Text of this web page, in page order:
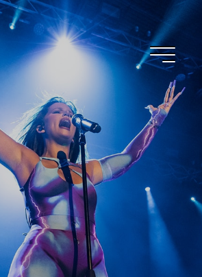
Studio
Jardins